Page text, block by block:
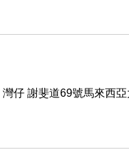
灣仔 謝斐道69號馬來西